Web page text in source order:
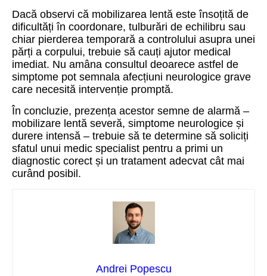
Dacă observi că mobilizarea lentă este însoțită de
dificultăți în coordonare, tulburări de echilibru sau
chiar pierderea temporară a controlului asupra unei
părți a corpului, trebuie să cauți ajutor medical
imediat. Nu amâna consultul deoarece astfel de
simptome pot semnala afecțiuni neurologice grave
care necesită intervenție promptă.
În concluzie, prezența acestor semne de alarmă –
mobilizare lentă severă, simptome neurologice și
durere intensă – trebuie să te determine să soliciți
sfatul unui medic specialist pentru a primi un
diagnostic corect și un tratament adecvat cât mai
curând posibil.
Andrei Popescu